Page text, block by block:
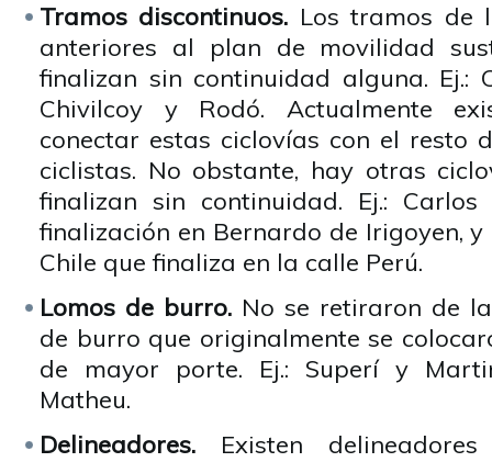
Tramos discontinuos. Los tramos de
anteriores al plan de movilidad
finalizan sin continuidad alguna. Ej.:
Chivilcoy y Rodó. Actualmente
conectar estas ciclovías con el resto
ciclistas. No obstante, hay otras
finalizan sin continuidad. Ej.:
finalización en Bernardo de Irigoyen,
Chile que finaliza en la calle Perú.
Lomos de burro. No se retiraron de
de burro que originalmente se
de mayor porte. Ej.: Superí y
Matheu.
Delineadores. Existen